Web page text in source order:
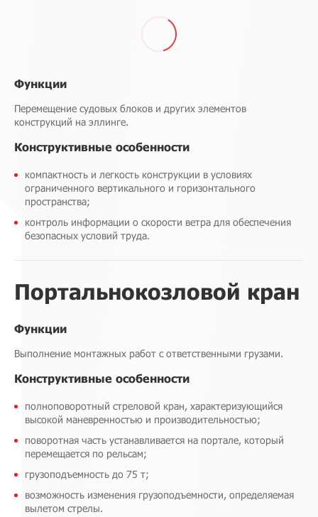
Функции
Перемещение судовых блоков и других элементов
конструкций на эллинге.
Конструктивные особенности
компактность и легкость конструкции в условиях
ограниченного вертикального и горизонтального
пространства;
контроль информации о скорости ветра для обеспечения
безопасных условий труда.
Портальнокозловой кран
Функции
Выполнение монтажных работ с ответственными грузами.
Конструктивные особенности
полноповоротный стреловой кран, характеризующийся
высокой маневренностью и производительностью;
поворотная часть устанавливается на портале, который
перемещается по рельсам;
грузоподъемность до 75 т;
возможность изменения грузоподъемности, определяемая
вылетом стрелы.